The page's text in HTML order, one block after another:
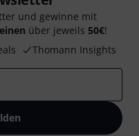
und gewinne mit
über jeweils 50€!
Thomann Insights